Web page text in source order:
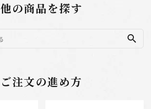
他の商品を探す
search
ご注文の進め方